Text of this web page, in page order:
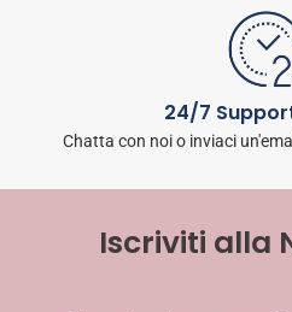
24/7
Chatta con noi o inviaci
Iscriviti alla